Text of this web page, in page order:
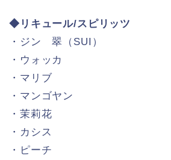
◆リキュール/スピリッツ
・ジン 翠（SUI）
・ウォッカ
・マリブ
・マンゴヤン
・茉莉花
・カシス
・ピーチ